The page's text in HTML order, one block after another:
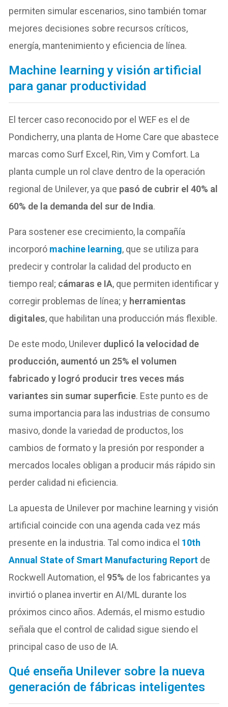
permiten simular escenarios, sino también tomar
mejores decisiones sobre recursos críticos,
energía, mantenimiento y eficiencia de línea.
Machine learning y visión artificial
para ganar productividad
El tercer caso reconocido por el WEF es el de
Pondicherry, una planta de Home Care que abastece
marcas como Surf Excel, Rin, Vim y Comfort. La
planta cumple un rol clave dentro de la operación
regional de Unilever, ya que pasó de cubrir el 40% al
60% de la demanda del sur de India.
Para sostener ese crecimiento, la compañía
incorporó machine learning, que se utiliza para
predecir y controlar la calidad del producto en
tiempo real; cámaras e IA, que permiten identificar y
corregir problemas de línea; y herramientas
digitales, que habilitan una producción más flexible.
De este modo, Unilever duplicó la velocidad de
producción, aumentó un 25% el volumen
fabricado y logró producir tres veces más
variantes sin sumar superficie. Este punto es de
suma importancia para las industrias de consumo
masivo, donde la variedad de productos, los
cambios de formato y la presión por responder a
mercados locales obligan a producir más rápido sin
perder calidad ni eficiencia.
La apuesta de Unilever por machine learning y visión
artificial coincide con una agenda cada vez más
presente en la industria. Tal como indica el 10th
Annual State of Smart Manufacturing Report de
Rockwell Automation, el 95% de los fabricantes ya
invirtió o planea invertir en AI/ML durante los
próximos cinco años. Además, el mismo estudio
señala que el control de calidad sigue siendo el
principal caso de uso de IA.
Qué enseña Unilever sobre la nueva
generación de fábricas inteligentes